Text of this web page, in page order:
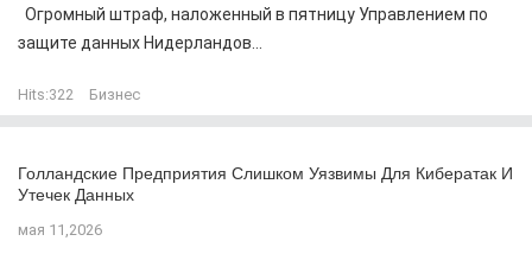
Огромный штраф, наложенный в пятницу Управлением по
защите данных Нидерландов...
Hits:322 Бизнес
Голландские Предприятия Слишком Уязвимы Для Кибератак И
Утечек Данных
мая 11,2026